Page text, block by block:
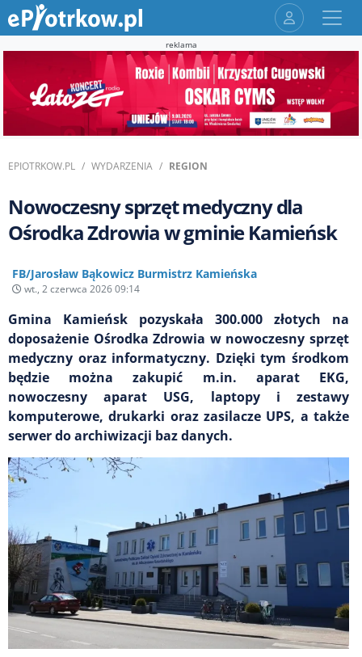
reklama
EPIOTRKOW.PL WYDARZENIA REGION
Nowoczesny sprzęt medyczny dla
Ośrodka Zdrowia w gminie Kamieńsk
FB/Jarosław Bąkowicz Burmistrz Kamieńska
wt., 2 czerwca 2026 09:14
Gmina Kamieńsk pozyskała 300.000 złotych na
doposażenie Ośrodka Zdrowia w nowoczesny sprzęt
medyczny oraz informatyczny. Dzięki tym środkom
będzie można zakupić m.in. aparat EKG,
nowoczesny aparat USG, laptopy i zestawy
komputerowe, drukarki oraz zasilacze UPS, a także
serwer do archiwizacji baz danych.